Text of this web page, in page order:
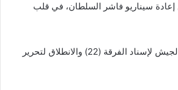
سيناريو فاشر السلطان، في قلب
نداء عاجل إلى قيادة الجيش لإسناد الفرقة (22) والانطلاق لتحرير